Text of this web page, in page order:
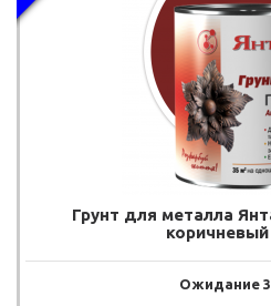
Грунт для металла
коричневый
Ожидание